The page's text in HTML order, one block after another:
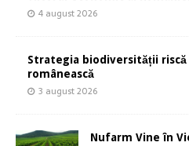
4 august 2026
Strategia biodiversității
românească
3 august 2026
Nufarm Vine în